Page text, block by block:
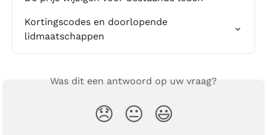
Kortingscodes en doorlopende
lidmaatschappen
Was dit een antwoord op uw vraag?
😞 😐 😃